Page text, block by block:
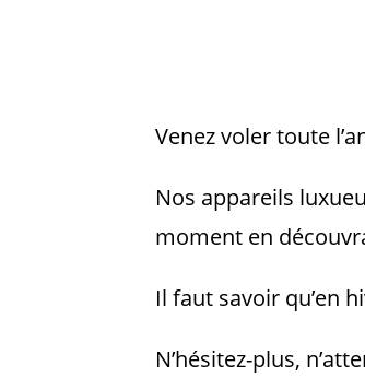
Venez voler toute
Nos appareils
moment en
Il faut savoir qu’en
N’hésitez-plus,